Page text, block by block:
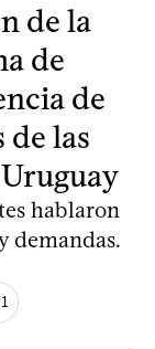
de la
de
de
de las
hablaron
demandas.
1